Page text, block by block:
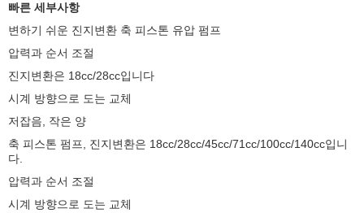
빠른 세부사항
변하기 쉬운 진지변환 축 피스톤 유압 펌프
압력과 순서 조절
진지변환은 18cc/28cc입니다
시계 방향으로 도는 교체
저잡음, 작은 양
축 피스톤 펌프, 진지변환은 18cc/28cc/45cc/71cc/100cc/140cc입니
다.
압력과 순서 조절
시계 방향으로 도는 교체